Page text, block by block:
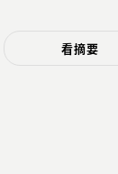
看摘要